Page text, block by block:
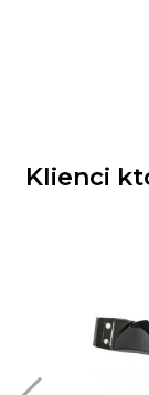
Klienci